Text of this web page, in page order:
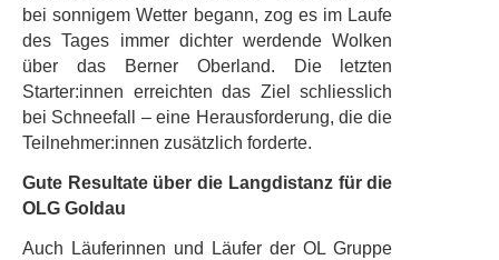
bei sonnigem Wetter begann, zog es im Laufe
des Tages immer dichter werdende Wolken
über das Berner Oberland. Die letzten
Starter:innen erreichten das Ziel schliesslich
bei Schneefall – eine Herausforderung, die die
Teilnehmer:innen zusätzlich forderte.
Gute Resultate über die Langdistanz für die
OLG Goldau
Auch Läuferinnen und Läufer der OL Gruppe